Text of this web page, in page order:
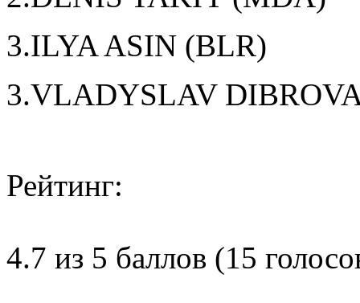
3.ILYA ASIN (BLR)
3.VLADYSLAV
Рейтинг:
4.7 из 5 баллов (15